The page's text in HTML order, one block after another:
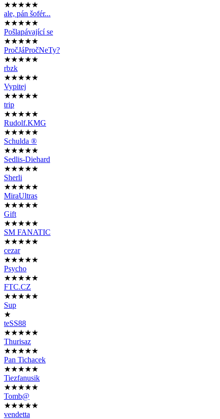
★★★★★
ale, pán šofér...
★★★★★
Pošlapávající se
★★★★★
PročJáPročNeTy?
★★★★★
rbzk
★★★★★
Vypitej
★★★★★
trip
★★★★★
Rudolf.KMG
★★★★★
Schulda ®
★★★★★
Sedlis-Diehard
★★★★★
Sherli
★★★★★
MiraUltras
★★★★★
Gift
★★★★★
SM FANATIC
★★★★★
cezar
★★★★★
Psycho
★★★★★
FTC.CZ
★★★★★
Sup
★
teSS88
★★★★★
Thurisaz
★★★★★
Pan Tichacek
★★★★★
Tiezfanusik
★★★★★
Tomb@
★★★★★
vendetta